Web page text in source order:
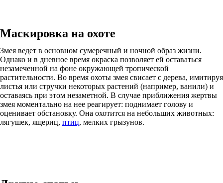
Маскировка на охоте
Змея ведет в основном сумеречный и ночной образ жизни.
Однако и в дневное время окраска позволяет ей оставаться
незамеченной на фоне окружающей тропической
растительности. Во время охоты змея свисает с дерева, имитируя
листья или стручки некоторых растений (например, ванили) и
оставаясь при этом незаметной. В случае приближения жертвы
змея моментально на нее реагирует: поднимает голову и
оценивает обстановку. Она охотится на небольших животных:
лягушек, ящериц, птиц, мелких грызунов.